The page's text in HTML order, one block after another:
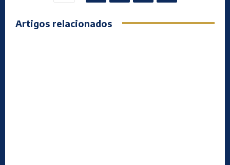
Artigos relacionados